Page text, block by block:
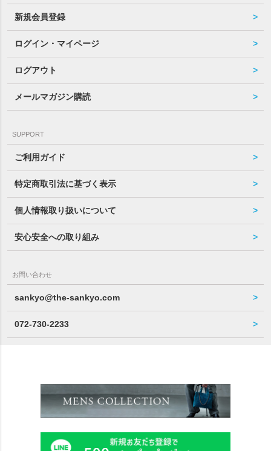
新規会員登録
ログイン・マイページ
ログアウト
メールマガジン購読
SUPPORT
ご利用ガイド
特定商取引法に基づく表示
個人情報取り扱いについて
安心安全への取り組み
お問い合わせ
sankyo@the-sankyo.com
072-730-2233